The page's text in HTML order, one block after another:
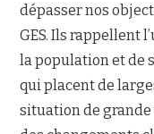
dépasser nos
GES. Ils rappellent
la population et de
qui placent de
situation de